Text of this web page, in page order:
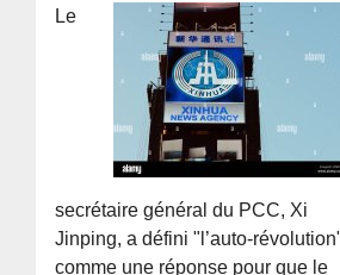
Le
secrétaire général du PCC, Xi
Jinping, a défini "l’auto-
comme une réponse pour que le